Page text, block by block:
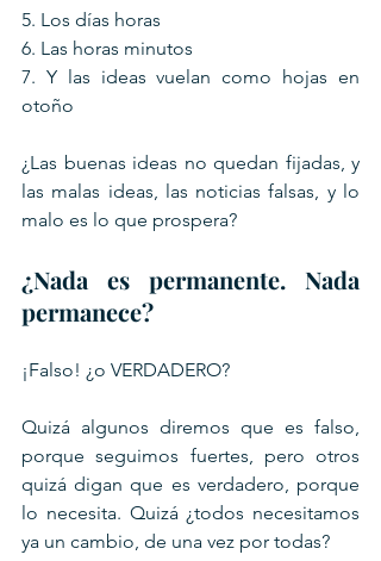
5. Los días horas
6. Las horas minutos
7. Y las ideas vuelan como hojas en
otoño
¿Las buenas ideas no quedan fijadas, y
las malas ideas, las noticias falsas, y lo
malo es lo que prospera?
¿Nada es permanente. Nada
permanece?
¡Falso! ¿o VERDADERO?
Quizá algunos diremos que es falso,
porque seguimos fuertes, pero otros
quizá digan que es verdadero, porque
lo necesita. Quizá ¿todos necesitamos
ya un cambio, de una vez por todas?